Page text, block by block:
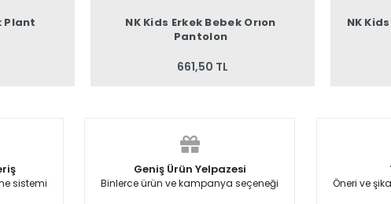
Plant
NK Kids Erkek Bebek Orıon
Pantolon
661,50 TL
NK
sistemi
Geniş Ürün Yelpazesi
Binlerce ürün ve kampanya seçeneği Öneri ve